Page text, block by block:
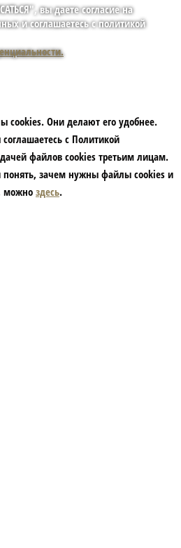
вы даете согласие на
и соглашаетесь с политикой
cookies. Они делают его удобнее.
с Политикой
файлов cookies третьим лицам.
понять, зачем нужны файлы сookies и
можно здесь.